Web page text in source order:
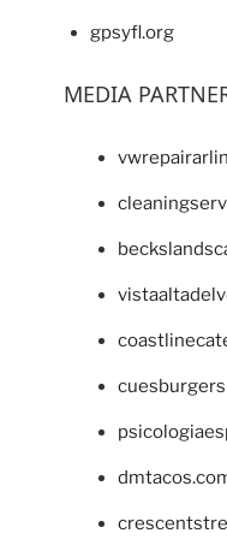
gpsyfl.org
MEDIA